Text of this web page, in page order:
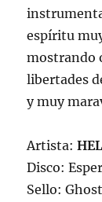
espíritu
mostrando
libertades
y muy
Artista:
Disco:
Sello: